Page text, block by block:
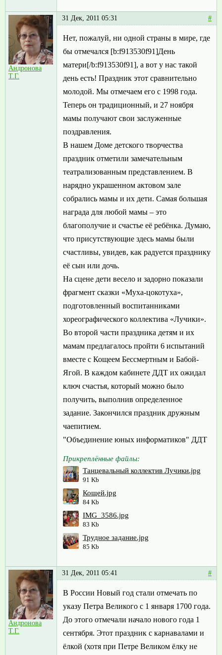
Андронова
Т.Г.
31 Дек, 2011 05:31 #
Нет, пожалуй, ни одной страны в мире, где
бы отмечался [b:f913530f91]День
матери[/b:f913530f91], а вот у нас такой
день есть! Праздник этот сравнительно
молодой. Мы отмечаем его с 1998 года.
Теперь он традиционный, и 27 ноября
мамы получают свои заслуженные
поздравления.
В нашем Доме детского творчества
праздник отметили замечательным
театрализованным представлением. В
нарядно украшенном актовом зале
собрались мамы и их дети. Самая большая
награда для любой мамы – это
благополучие и счастье её ребёнка. Думаю,
что присутствующие здесь мамы были
счастливы, увидев, как радуется празднику
её сын или дочь.
На сцене дети весело и задорно показали
фрагмент сказки «Муха-цокотуха»,
подготовленный воспитанниками
хореографического коллектива «Лучики».
Во второй части праздника детям и их
мамам предлагалось пройти 6 испытаний
вместе с Кощеем Бессмертным и Бабой-
Ягой. В каждом кабинете ДДТ их ожидал
ключ счастья, который можно было
получить, выполнив определенное
задание. Закончился праздник дружным
чаепитием.
"Объединение юных информатиков" ДДТ
Прикреплённые файлы:
Танцевальный коллектив Лучики.jpg
91 Kb
Кощей.jpg
84 Kb
IMG_3586.jpg
83 Kb
Трудное задание.jpg
85 Kb
Андронова
Т.Г.
31 Дек, 2011 05:41 #
В России Новый год стали отмечать по
указу Петра Великого с 1 января 1700 года.
До этого отмечали начало нового года 1
сентября. Этот праздник с карнавалами и
ёлкой (хотя при Петре Великом ёлку не